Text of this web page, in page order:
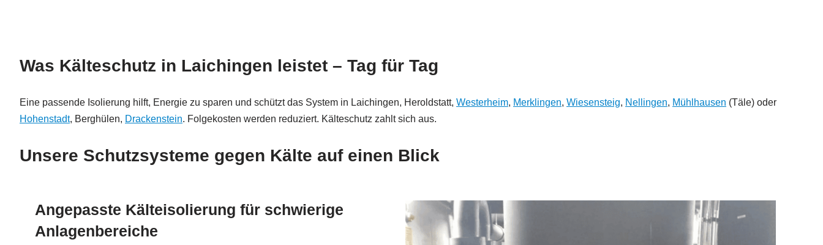
Was Kälteschutz in Laichingen leistet – Tag für Tag
Eine passende Isolierung hilft, Energie zu sparen und schützt das System in Laichingen, Heroldstatt, Westerheim, Merklingen, Wiesensteig, Nellingen, Mühlhausen (Täle) oder
Hohenstadt, Berghülen, Drackenstein. Folgekosten werden reduziert. Kälteschutz zahlt sich aus.
Unsere Schutzsysteme gegen Kälte auf einen Blick
Angepasste Kälteisolierung für schwierige
Anlagenbereiche